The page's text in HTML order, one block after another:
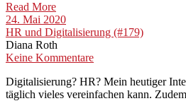
Read More
24. Mai 2020
HR und Digitalisierung (#179)
Diana Roth
Keine Kommentare
Digitalisierung? HR? Mein heutiger
täglich vieles vereinfachen kann.